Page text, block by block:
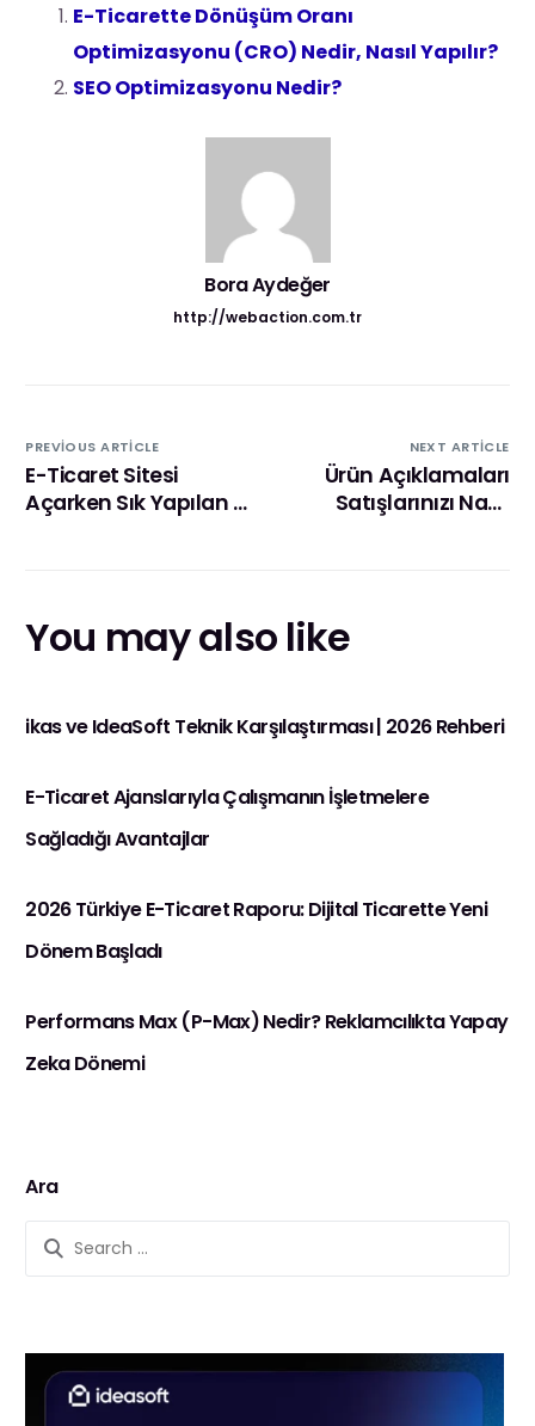
E-Ticarette Dönüşüm Oranı
Optimizasyonu (CRO) Nedir, Nasıl Yapılır?
SEO Optimizasyonu Nedir?
Bora Aydeğer
http://webaction.com.tr
PREVIOUS ARTICLE
E-Ticaret Sitesi
Açarken Sık Yapılan 7
NEXT ARTICLE
Ürün Açıklamaları
Satışlarınızı Nasıl
You may also like
ikas ve IdeaSoft Teknik Karşılaştırması | 2026 Rehberi
E-Ticaret Ajanslarıyla Çalışmanın İşletmelere
Sağladığı Avantajlar
2026 Türkiye E-Ticaret Raporu: Dijital Ticarette Yeni
Dönem Başladı
Performans Max (P-Max) Nedir? Reklamcılıkta Yapay
Zeka Dönemi
Ara